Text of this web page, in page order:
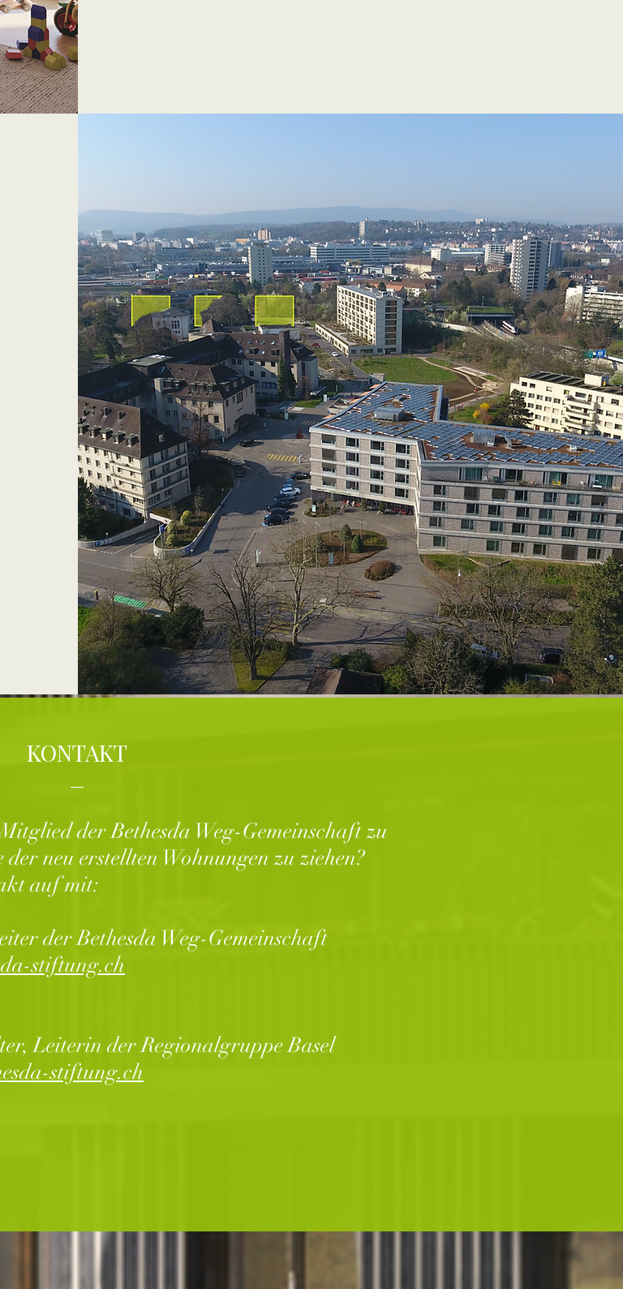
KONTAKT
der Bethesda Weg-Gemeinschaft zu
neu erstellten Wohnungen zu ziehen?
auf mit:
der Bethesda Weg-Gemeinschaft
stiftung.ch
Leiterin der Regionalgruppe Basel
stiftung.ch